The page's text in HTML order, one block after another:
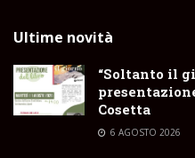
Ultime novità
“Soltanto il
Cosetta
6 AGOSTO 2026